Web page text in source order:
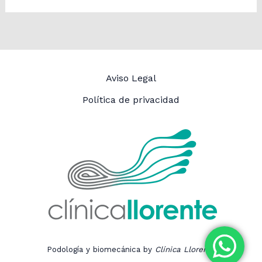
Aviso Legal
Política de privacidad
Podología y biomecánica by Clínica Llorente